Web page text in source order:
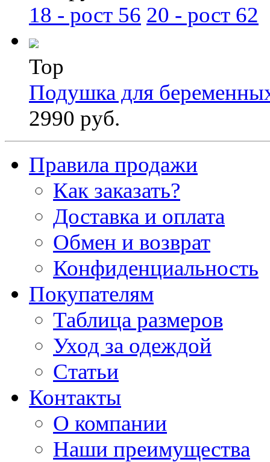
18 - рост 56 20 - рост 62
Top
Подушка для
2990 руб.
Правила продажи
Как заказать?
Доставка и оплата
Обмен и возврат
Конфиденциальность
Покупателям
Таблица размеров
Уход за одеждой
Статьи
Контакты
О компании
Наши преимущества